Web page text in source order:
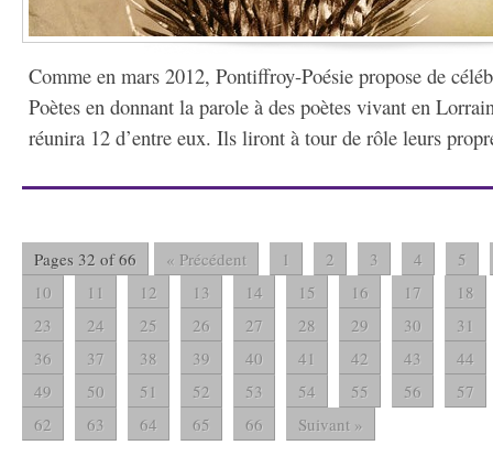
Comme en mars 2012, Pontiffroy-Poésie propose de
Poètes en donnant la parole à des poètes vivant en
réunira 12 d’entre eux. Ils liront à tour de rôle leurs
Pages 32 of 66 « Précédent 1 2 3 4
5
10
11 12 13 14 15 16 17
18
23
24 25 26 27 28 29 30
31
36
37 38 39 40 41 42 43
44
49
50 51 52 53 54 55 56
57
62
63 64 65 66 Suivant »